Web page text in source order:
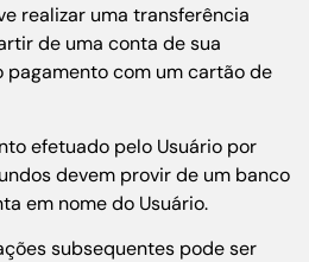
realizar uma transferência
de uma conta de sua
com um cartão de
efetuado pelo Usuário por
devem provir de um banco
em nome do Usuário.
subsequentes pode ser